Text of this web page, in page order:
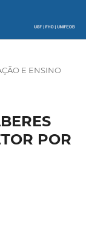
E ENSINO
POR